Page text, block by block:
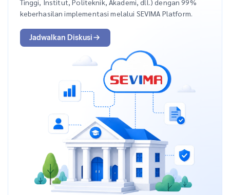
Tinggi, Institut, Politeknik, Akademi, dll.) dengan 99%
keberhasilan implementasi melalui SEVIMA Platform.
Jadwalkan Diskusi